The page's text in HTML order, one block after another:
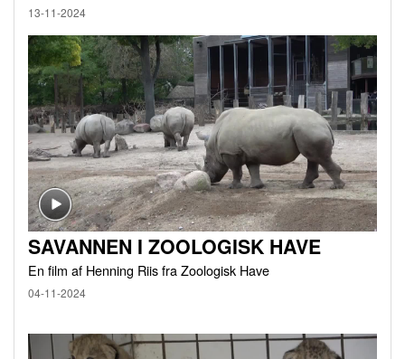
13-11-2024
SAVANNEN I ZOOLOGISK HAVE
En film af Henning Riis fra Zoologisk Have
04-11-2024